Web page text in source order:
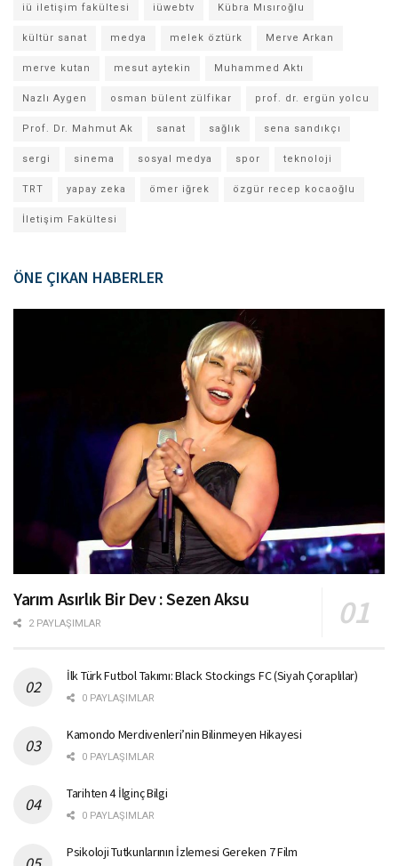
iü iletişim fakültesi iüwebtv Kübra Mısıroğlu
kültür sanat medya melek öztürk Merve Arkan
merve kutan mesut aytekin Muhammed Aktı
Nazlı Aygen osman bülent zülfikar prof. dr. ergün yolcu
Prof. Dr. Mahmut Ak sanat sağlık sena sandıkçı
sergi sinema sosyal medya spor teknoloji
TRT yapay zeka ömer iğrek özgür recep kocaoğlu
İletişim Fakültesi
ÖNE ÇIKAN HABERLER
Yarım Asırlık Bir Dev : Sezen Aksu
2 PAYLAŞIMLAR
İlk Türk Futbol Takımı: Black Stockings FC (Siyah Çoraplılar)
0 PAYLAŞIMLAR
Kamondo Merdivenleri’nin Bilinmeyen Hikayesi
0 PAYLAŞIMLAR
Tarihten 4 İlginç Bilgi
0 PAYLAŞIMLAR
Psikoloji Tutkunlarının İzlemesi Gereken 7 Film